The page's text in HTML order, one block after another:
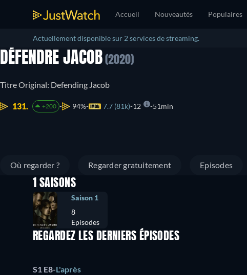
Accueil Nouveautés Populaires
Actuellement disponible sur 2 services de streaming.
DÉFENDRE JACOB (2020)
Titre Original: Defending Jacob
131. +200 94% 7.7 (81k) 12 51min
Où regarder ? Regarder gratuitement Episodes
1 SAISONS
Saison 1
8
Episodes
REGARDEZ LES DERNIERS ÉPISODES
S1 E8-L'après